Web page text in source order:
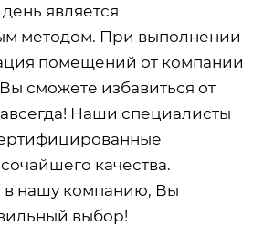
является
методом. При выполнении
помещений от компании
сможете избавиться от
Наши специалисты
качества.
нашу компанию, Вы
выбор!